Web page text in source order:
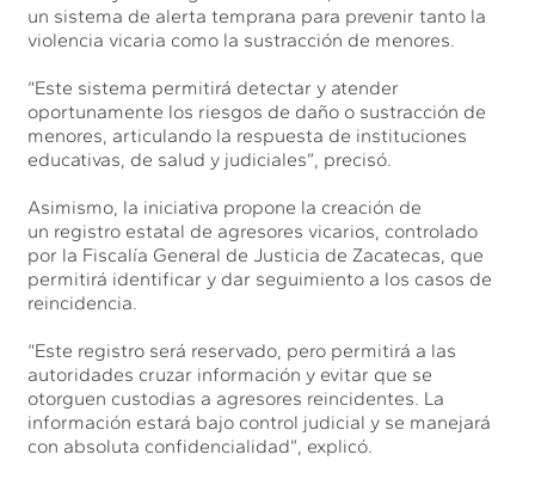
un sistema de alerta temprana para prevenir tanto la
violencia vicaria como la sustracción de menores.
“Este sistema permitirá detectar y atender
oportunamente los riesgos de daño o sustracción de
menores, articulando la respuesta de instituciones
educativas, de salud y judiciales”, precisó.
Asimismo, la iniciativa propone la creación de
un registro estatal de agresores vicarios, controlado
por la Fiscalía General de Justicia de Zacatecas, que
permitirá identificar y dar seguimiento a los casos de
reincidencia.
“Este registro será reservado, pero permitirá a las
autoridades cruzar información y evitar que se
otorguen custodias a agresores reincidentes. La
información estará bajo control judicial y se manejará
con absoluta confidencialidad”, explicó.